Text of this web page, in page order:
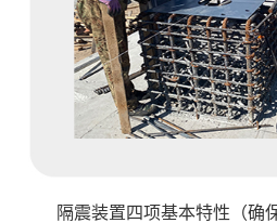
隔震装置四项基本特性（确